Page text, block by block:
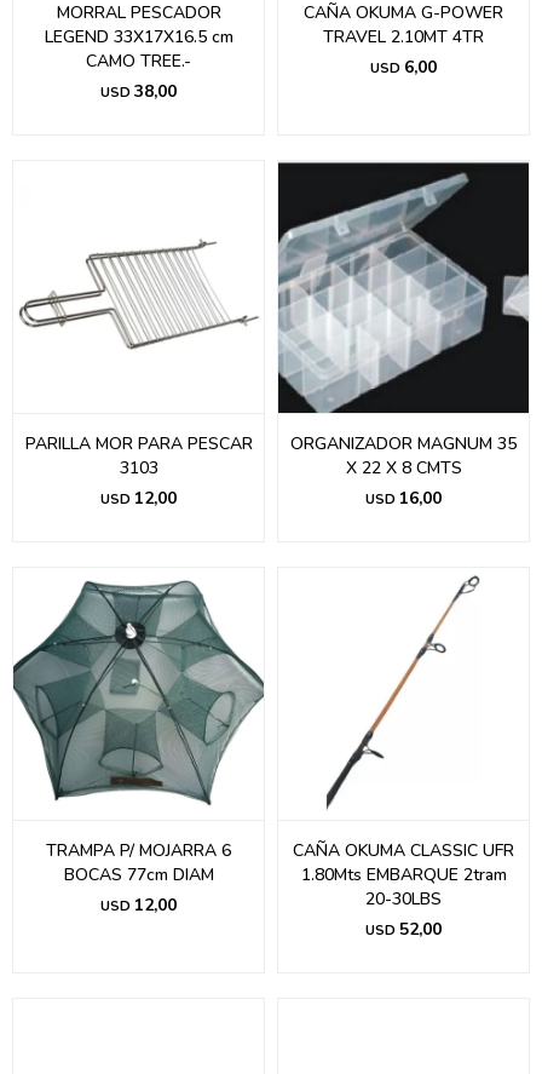
MORRAL PESCADOR
LEGEND 33X17X16.5 cm
CAMO TREE.-
USD 38,00
CAÑA OKUMA G-POWER
TRAVEL 2.10MT 4TR
USD 6,00
PARILLA MOR PARA PESCAR
3103
USD 12,00
ORGANIZADOR MAGNUM 35
X 22 X 8 CMTS
USD 16,00
TRAMPA P/ MOJARRA 6
BOCAS 77cm DIAM
USD 12,00
CAÑA OKUMA CLASSIC UFR
1.80Mts EMBARQUE 2tram
20-30LBS
USD 52,00